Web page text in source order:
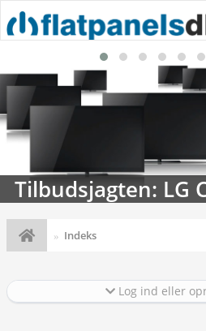
C6 OLED (2026)
Indeks
Log ind eller